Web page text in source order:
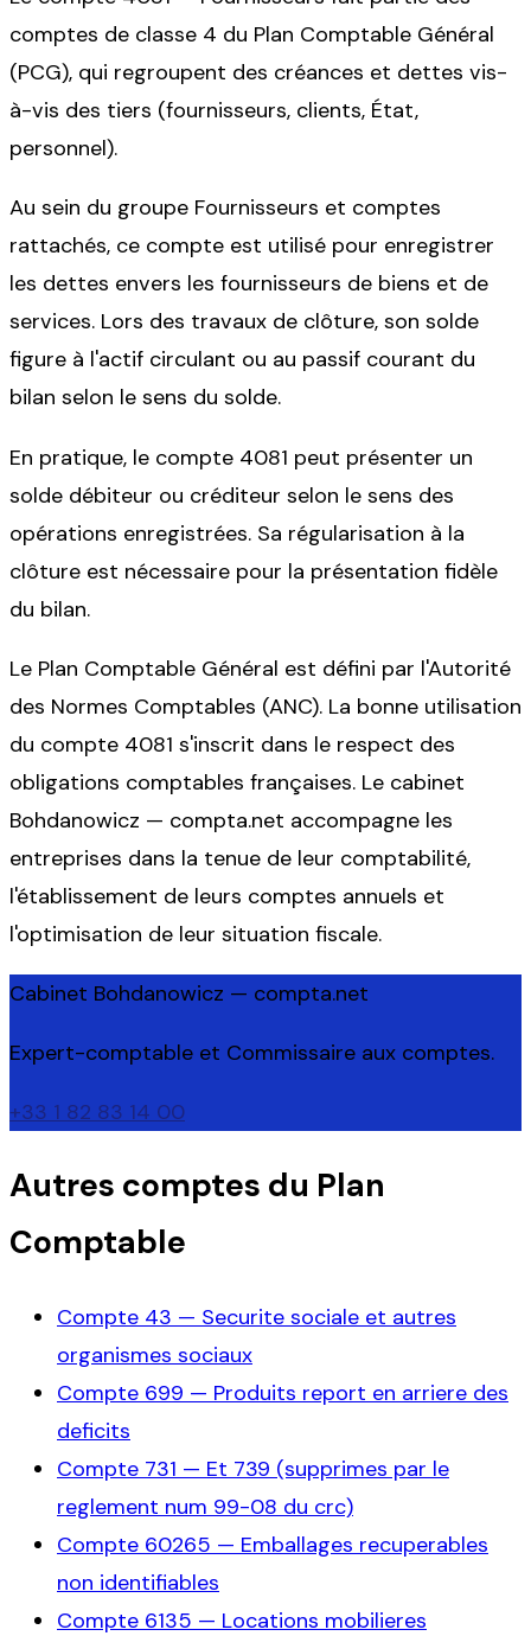
comptes de classe 4 du Plan Comptable Général
(PCG), qui regroupent des créances et dettes vis-
à-vis des tiers (fournisseurs, clients, État,
personnel).
Au sein du groupe Fournisseurs et comptes
rattachés, ce compte est utilisé pour enregistrer
les dettes envers les fournisseurs de biens et de
services. Lors des travaux de clôture, son solde
figure à l'actif circulant ou au passif courant du
bilan selon le sens du solde.
En pratique, le compte 4081 peut présenter un
solde débiteur ou créditeur selon le sens des
opérations enregistrées. Sa régularisation à la
clôture est nécessaire pour la présentation fidèle
du bilan.
Le Plan Comptable Général est défini par l'Autorité
des Normes Comptables (ANC). La bonne utilisation
du compte 4081 s'inscrit dans le respect des
obligations comptables françaises. Le cabinet
Bohdanowicz — compta.net accompagne les
entreprises dans la tenue de leur comptabilité,
l'établissement de leurs comptes annuels et
l'optimisation de leur situation fiscale.
Cabinet Bohdanowicz — compta.net
Expert-comptable et Commissaire aux comptes.
+33 1 82 83 14 00
Autres comptes du Plan
Comptable
Compte 43 — Securite sociale et autres
organismes sociaux
Compte 699 — Produits report en arriere des
deficits
Compte 731 — Et 739 (supprimes par le
reglement num 99-08 du crc)
Compte 60265 — Emballages recuperables
non identifiables
Compte 6135 — Locations mobilieres